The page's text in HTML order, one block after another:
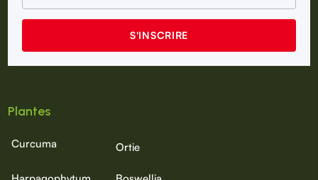
Plantes
Curcuma Ortie